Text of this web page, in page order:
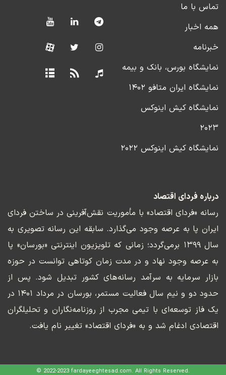
تماس با ما
همه اخبار
خبرنامه
نمایشگاه بورس، بانک و بیمه
نمایشگاه ایران متافو ۱۴۰۲
نمایشگاه کیش اینوکس
۲۰۲۳
نمایشگاه کیش اینوکس ۲۰۲۲
درباره فردای اقتصاد
رسانه «فردای اقتصاد» با مأموریت نقش‌آفرینی در ساختن فردای
ایران پا به عرصه وجود می‌گذارد. سابقه این رسانه تصویری به
سال ۱۳۹۹ برمی‌گردد؛ زمانی که تلویزیون اینترنتی «بورسان» پا
به عرصه وجود نهاد و در مدت زمان کوتاهی توانست در حوزه
بازار سرمایه به سرآمد رسانه‌های کشور تبدیل شود. پس از
حدود دو و نیم سال فعالیت مستمر، بورسان در مرداد ۱۴۰۱ در
یک فاز توسعه‌ای با تیمی مجرب از روزنامه‌نگاران و تحلیلگران
اقتصادی ادغام شد و به «فردای اقتصاد» تغییر نام یافت.
© 2022-2023 fardayeeghtesad.com. All Rights Reserved.